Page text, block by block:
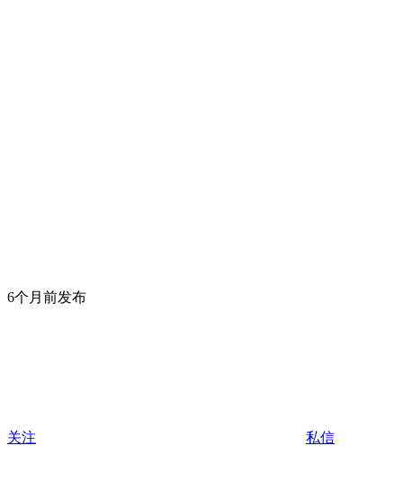
6个月前发布
关注 私信